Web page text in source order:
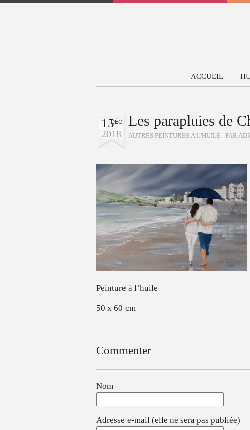
ACCUEIL
DÉC
15
2018
Les parapluies de
AUTRES PEINTURES À L'HUILE | PAR
Peinture à l’huile
50 x 60 cm
Commenter
Nom
Adresse e-mail (elle ne sera pas publiée)